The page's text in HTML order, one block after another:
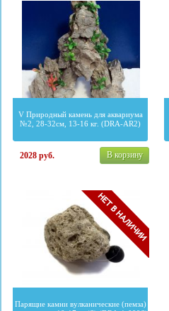
V Природный камень для аквариума
№2, 28-32см, 13-16 кг. (DRA-AR2)
2028руб. В корзину
Парящие камни вулканические (пемза)